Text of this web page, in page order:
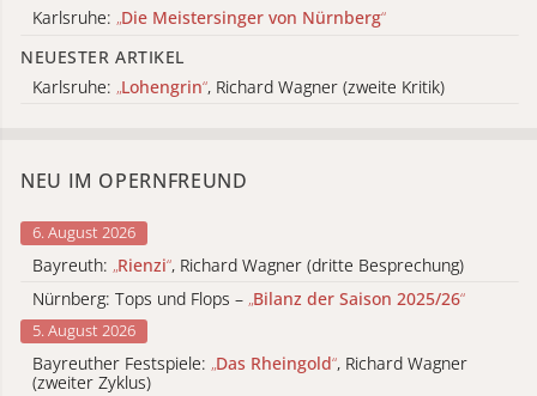
Karlsruhe: „Die Meistersinger von Nürnberg“
NEUESTER ARTIKEL
Karlsruhe: „Lohengrin“, Richard Wagner (zweite Kritik)
NEU IM OPERNFREUND
6. August 2026
Bayreuth: „Rienzi“, Richard Wagner (dritte Besprechung)
Nürnberg: Tops und Flops – „Bilanz der Saison 2025/26“
5. August 2026
Bayreuther Festspiele: „Das Rheingold“, Richard Wagner
(zweiter Zyklus)